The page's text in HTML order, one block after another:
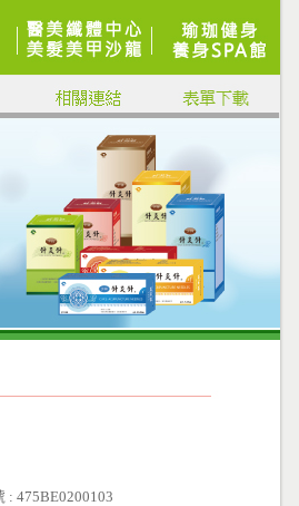
: 475BE0200103